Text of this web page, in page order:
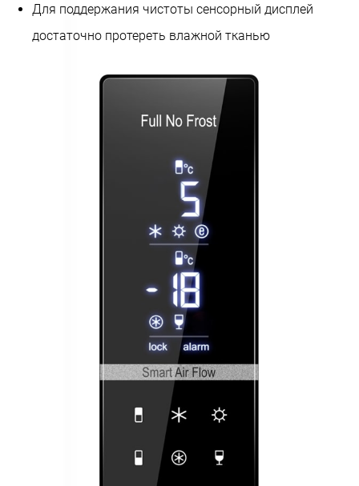
Для поддержания чистоты сенсорный дисплей
достаточно протереть влажной тканью